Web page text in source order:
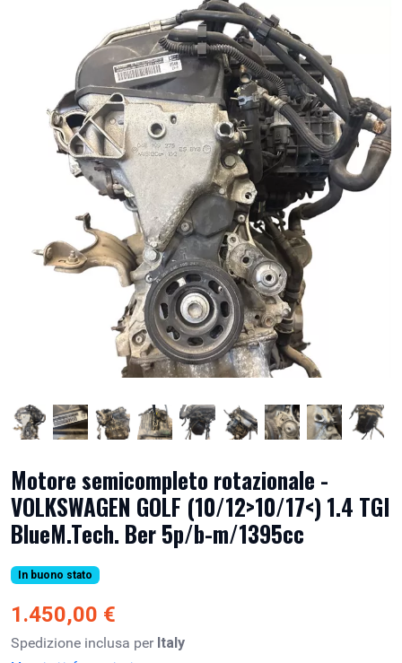
Motore semicompleto rotazionale -
VOLKSWAGEN GOLF (10/12>10/17<) 1.4 TGI
BlueM.Tech. Ber 5p/b-m/1395cc
In buono stato
1.450,00 €
Spedizione inclusa per Italy